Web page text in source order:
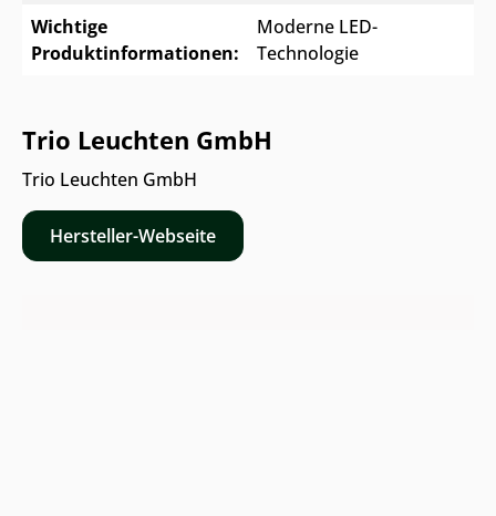
Wichtige
Produktinformationen:
Moderne LED-
Technologie
Trio Leuchten GmbH
Trio Leuchten GmbH
Hersteller-Webseite